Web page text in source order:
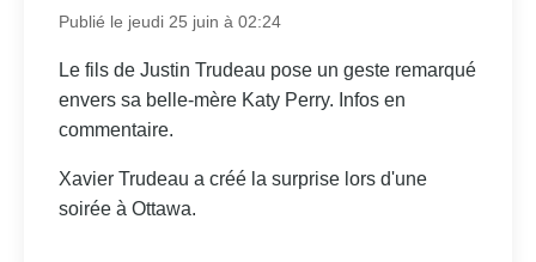
Publié le jeudi 25 juin à 02:24
Le fils de Justin Trudeau pose un geste remarqué
envers sa belle-mère Katy Perry. Infos en
commentaire.
Xavier Trudeau a créé la surprise lors d'une
soirée à Ottawa.